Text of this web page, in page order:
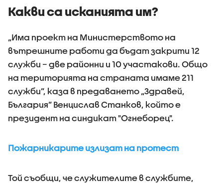
примерите за
агресивно
Какви са исканията им?
„Има проект на Министерството на
вътрешните работи да бъдат закрити 12
служби – две районни и 10 участакови. Общо
на територията на страната имаме 211
служби”, каза в предаването „Здравей,
България” Венцислав Станков, който е
президент на синдикат "Огнеборец".
Пожарникарите излизат на протест
Той съобщи, че служителите в службите,